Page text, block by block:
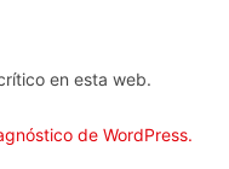
en esta web.
de WordPress.